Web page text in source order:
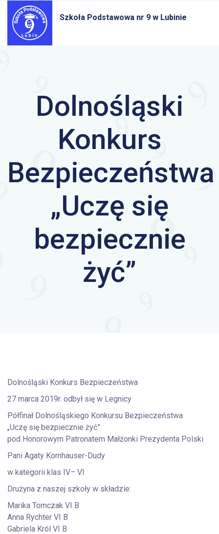
Szkoła Podstawowa nr 9 w Lubinie
Dolnośląski
Konkurs
Bezpieczeństwa
„Uczę się
bezpiecznie
żyć”
Dolnośląski Konkurs Bezpieczeństwa
27 marca 2019r. odbył się w Legnicy
Półfinał Dolnośląskiego Konkursu Bezpieczeństwa
„Uczę się bezpiecznie żyć”
pod Honorowym Patronatem Małżonki Prezydenta Polski
Pani Agaty Kornhauser-Dudy
w kategorii klas IV– VI
Drużyna z naszej szkoły w składzie:
Marika Tomczak VI B
Anna Rychter VI B
Gabriela Król VI B